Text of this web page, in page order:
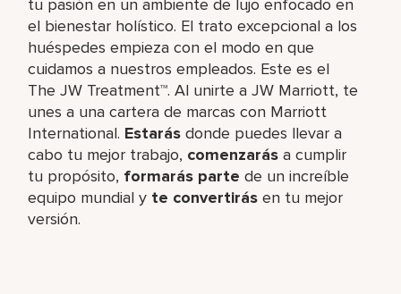
tu pasión en un ambiente de lujo enfocado en
el bienestar holístico. El trato excepcional a los
huéspedes empieza con el modo en que
cuidamos a nuestros empleados. Este es el
The JW Treatment™. Al unirte a JW Marriott, te
unes a una cartera de marcas con Marriott
International. Estarás donde puedes llevar a
cabo tu mejor trabajo,​ comenzarás a cumplir
tu propósito, formarás parte de un increíble​
equipo mundial y te convertirás en tu mejor
versión.